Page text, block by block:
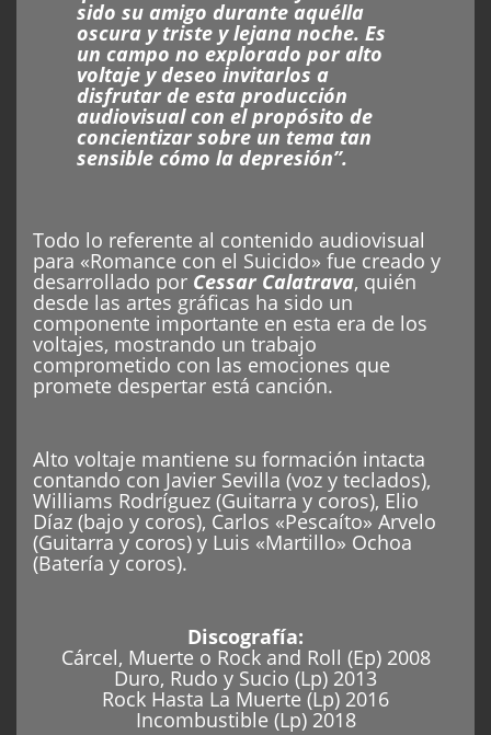
sido su amigo durante aquélla
oscura y triste y lejana noche. Es
un campo no explorado por alto
voltaje y deseo invitarlos a
disfrutar de esta producción
audiovisual con el propósito de
concientizar sobre un tema tan
sensible cómo la depresión”.
Todo lo referente al contenido audiovisual
para «Romance con el Suicido» fue creado y
desarrollado por Cessar Calatrava, quién
desde las artes gráficas ha sido un
componente importante en esta era de los
voltajes, mostrando un trabajo
comprometido con las emociones que
promete despertar está canción.
Alto voltaje mantiene su formación intacta
contando con Javier Sevilla (voz y teclados),
Williams Rodríguez (Guitarra y coros), Elio
Díaz (bajo y coros), Carlos «Pescaíto» Arvelo
(Guitarra y coros) y Luis «Martillo» Ochoa
(Batería y coros).
Discografía:
Cárcel, Muerte o Rock and Roll (Ep) 2008
Duro, Rudo y Sucio (Lp) 2013
Rock Hasta La Muerte (Lp) 2016
Incombustible (Lp) 2018